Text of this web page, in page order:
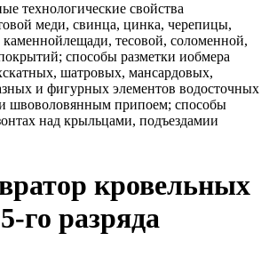
технологические свойства
меди, свинца, цинка, черепицы,
каменнойлещади, тесовой, соломенной,
способы разметки иобмера
шатровых, мансардовых,
и фигурных элементов водосточных
швоволовянным припоем; способы
над крыльцами, подъездамии
кровельных
го разряда